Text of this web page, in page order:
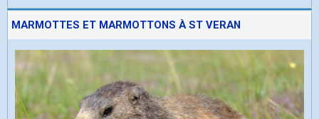
MARMOTTES ET MARMOTTONS À ST VERAN